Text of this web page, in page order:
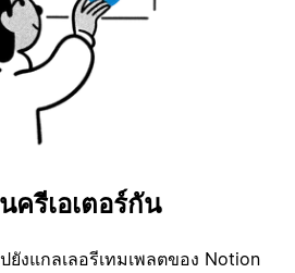
ครีเอเตอร์กัน
ยังแกลเลอรีเทมเพลตของ Notion